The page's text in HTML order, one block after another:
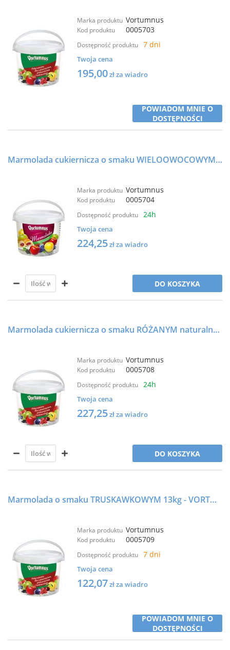
Marka produktu Vortumnus
Kod produktu 0005703
Dostępność produktu 7 dni
Twoja cena
195,00zł za wiadro
POWIADOM MNIE O
DOSTĘPNOŚCI
Marmolada cukiernicza o smaku WIELOOWOCOWYM naturalny barwnik 25kg - VORTUMNUS
Marka produktu Vortumnus
Kod produktu 0005704
Dostępność produktu 24h
Twoja cena
224,25zł za wiadro
DO KOSZYKA
Marmolada cukiernicza o smaku RÓŻANYM naturalny barwnik 25kg - VORTUMNUS
Marka produktu Vortumnus
Kod produktu 0005708
Dostępność produktu 24h
Twoja cena
227,25zł za wiadro
DO KOSZYKA
Marmolada o smaku TRUSKAWKOWYM 13kg - VORTUMNUS
Marka produktu Vortumnus
Kod produktu 0005709
Dostępność produktu 7 dni
Twoja cena
122,07zł za wiadro
POWIADOM MNIE O
DOSTĘPNOŚCI